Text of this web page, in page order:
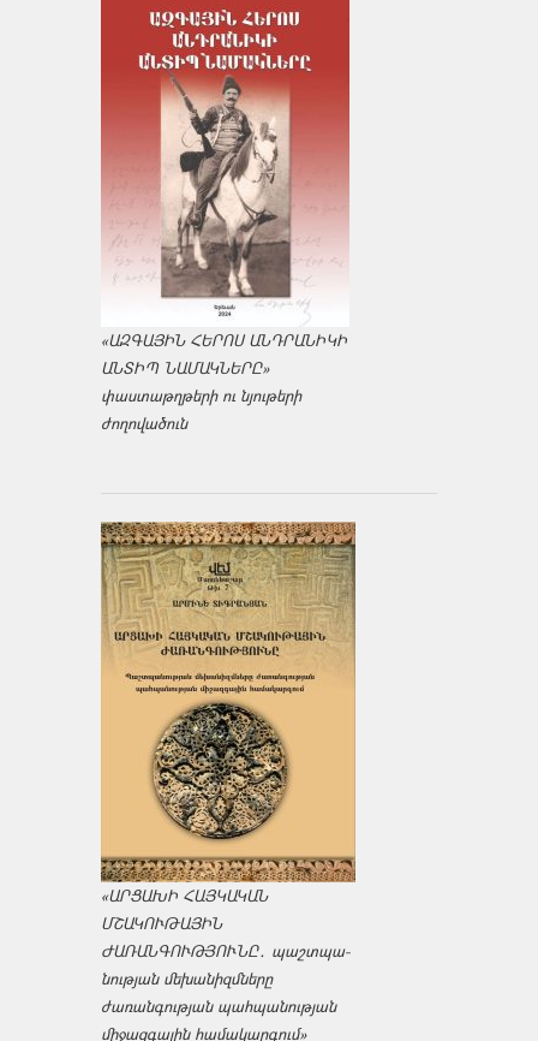
«ԱԶԳԱՅԻՆ ՀԵՐՈՍ ԱՆԴՐԱՆԻԿԻ
ԱՆՏԻՊ ՆԱՄԱԿՆԵՐԸ»
փաստաթղթերի ու նյութերի
ժողովածուն
«ԱՐՑԱԽԻ ՀԱՅԿԱԿԱՆ
ՄՇԱԿՈՒԹԱՅԻՆ
ԺԱՌԱՆԳՈՒԹՅՈՒՆԸ․ պաշտպա­
նության մեխանիզմները
ժառանգության պահպանության
միջազ­գային համակարգում»